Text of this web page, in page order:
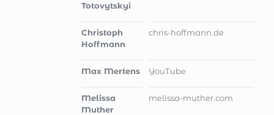
Totovytskyi
Christoph
Hoffmann
chris-hoffmann.de
Max Mertens YouTube
Melissa
Muther
melissa-muther.com